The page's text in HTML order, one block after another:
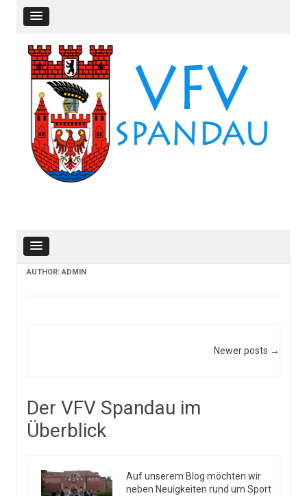
AUTHOR:ADMIN
Newer posts →
Der VFV Spandau im
Überblick
Auf unserem Blog möchten wir
neben Neuigkeiten rund um Sport